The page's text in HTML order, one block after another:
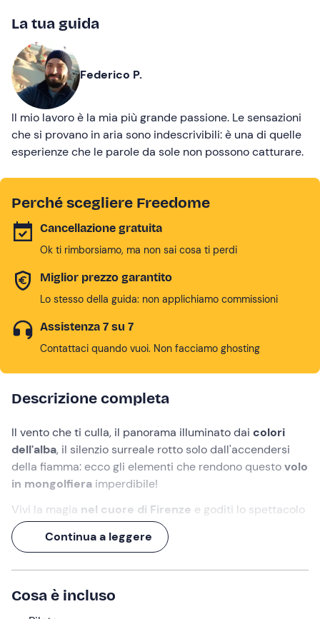
La tua guida
Federico P.
Il mio lavoro è la mia più grande passione. Le sensazioni
che si provano in aria sono indescrivibili: è una di quelle
esperienze che le parole da sole non possono catturare.
Perché scegliere Freedome
Cancellazione gratuita
Ok ti rimborsiamo, ma non sai cosa ti perdi
Miglior prezzo garantito
Lo stesso della guida: non applichiamo commissioni
Assistenza 7 su 7
Contattaci quando vuoi. Non facciamo ghosting
Descrizione completa
Il vento che ti culla, il panorama illuminato dai colori
dell'alba, il silenzio surreale rotto solo dall'accendersi
della fiamma: ecco gli elementi che rendono questovolo
in mongolfiera imperdibile!
Vivi la magia nel cuore di Firenze e goditi lo spettacolo
della città e della campagna toscana dall'alto. Volerai
per
circa 1 orain totale sicurezza e tranquillità,
Infine, potrai gustare un
pasticcini, prodotti tipici e un bicchiere di champagne!
Continua a leggere
Cosa è incluso